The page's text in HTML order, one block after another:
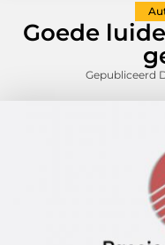
Goede
Gepubliceerd